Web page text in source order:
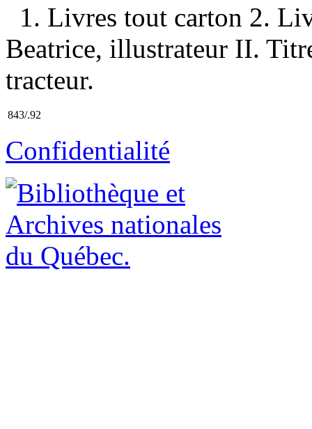
1. Livres tout carton 2.
Beatrice, illustrateur II.
tracteur.
843/.92
Confidentialité